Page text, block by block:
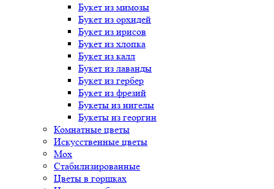
Букет из мимозы
Букет из орхидей
Букет из ирисов
Букет из хлопка
Букет из калл
Букет из лаванды
Букет из гербер
Букет из фрезий
Букеты из нигелы
Букеты из георгин
Комнатные цветы
Искусственные цветы
Мох
Стабилизированные
Цветы в горшках